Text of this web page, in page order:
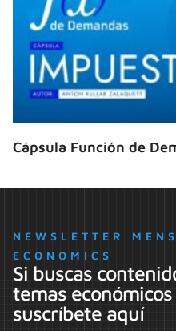
Cápsula Función de
NEWSLETTER
ECONOMICS
Si buscas
temas económicos
suscríbete aquí